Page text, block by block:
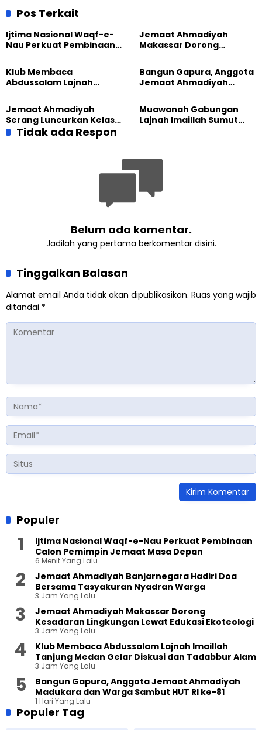
Wisata Rohani
Pos Terkait
Ijtima Nasional Waqf-e-
Nau Perkuat Pembinaan
Masa Depan
Jemaat Ahmadiyah
Makassar Dorong
Lewat Edukasi Ekoteologi
Klub Membaca
Abdussalam Lajnah
Gelar Diskusi dan
Tadabbur Alam
Bangun Gapura, Anggota
Jemaat Ahmadiyah
Sambut HUT RI ke-81
Jemaat Ahmadiyah
Serang Luncurkan Kelas
Tatar, Fokus Cetak
Muawanah Gabungan
Lajnah Imaillah Sumut
Tidak ada Respon
Belum ada komentar.
Jadilah yang pertama berkomentar disini.
Tinggalkan Balasan
Alamat email Anda tidak akan dipublikasikan. Ruas yang wajib
ditandai *
Populer
Ijtima Nasional Waqf-e-Nau Perkuat Pembinaan
Calon Pemimpin Jemaat Masa Depan
6 Menit Yang Lalu
Jemaat Ahmadiyah Banjarnegara Hadiri Doa
Bersama Tasyakuran Nyadran Warga
3 Jam Yang Lalu
Jemaat Ahmadiyah Makassar Dorong
Kesadaran Lingkungan Lewat Edukasi Ekoteologi
3 Jam Yang Lalu
Klub Membaca Abdussalam Lajnah Imaillah
Tanjung Medan Gelar Diskusi dan Tadabbur Alam
3 Jam Yang Lalu
Bangun Gapura, Anggota Jemaat Ahmadiyah
Madukara dan Warga Sambut HUT RI ke-81
1 Hari Yang Lalu
Populer Tag